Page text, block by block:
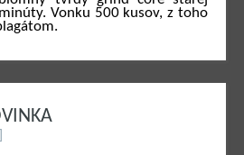
Vonku 500 kusov, z toho